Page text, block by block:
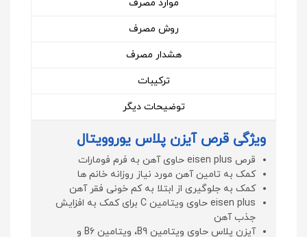
موارد مصرف
روش مصرف
هشدار مصرف
ترکیبات
توضیحات دیگر
ویژگی قرص آیزن پلاس یوروویتال
قرص eisen plus حاوی آهن به فرم فومارات
کمک به تامین آهن مورد نیاز روزانه خانم ها
کمک به جلوگیری از ابتلا به کم خونی فقر آهن
eisen plus حاوی ویتامین C برای کمک به افزایش
جذب آهن
آیزن پلاس حاوی ویتامین B9، ویتامین B6 و